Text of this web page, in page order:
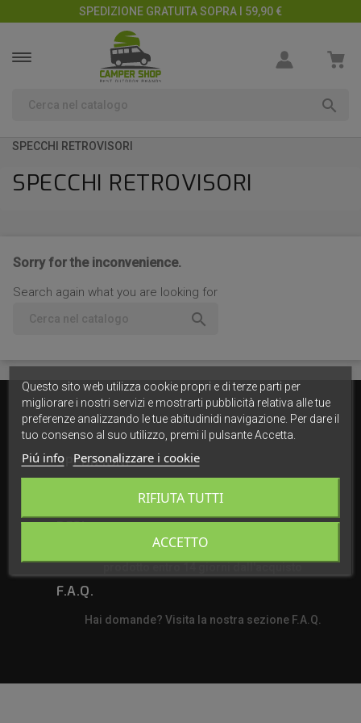
SPEDIZIONE GRATUITA SOPRA I 59,90 €

SPECCHI RETROVISORI
SPECCHI RETROVISORI
Sorry for the inconvenience.
Search again what you are looking for

SPEDIZIONI
Spediamo in tutta Italia in 24/48h dalla ricezione
dell'ordine ordine con corriere espresso GLS
RESI
F.A.Q.
Hai domande? Visita la nostra sezione F.A.Q.
Questo sito web utilizza cookie propri e di terze parti per
migliorare i nostri servizi e mostrarti pubblicità relativa alle tue
preferenze analizzando le tue abitudinidi navigazione. Per dare il
tuo consenso al suo utilizzo, premi il pulsante Accetta.
Piú info Personalizzare i cookie
RIFIUTA TUTTI
ACCETTO